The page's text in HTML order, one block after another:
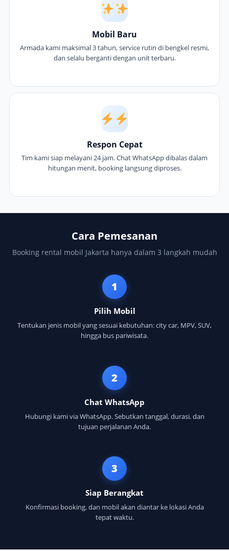
Mobil Baru
Armada kami maksimal 3 tahun, service rutin di bengkel resmi,
dan selalu berganti dengan unit terbaru.
Respon Cepat
Tim kami siap melayani 24 jam. Chat WhatsApp dibalas dalam
hitungan menit, booking langsung diproses.
Cara Pemesanan
Booking rental mobil Jakarta hanya dalam 3 langkah mudah
1
Pilih Mobil
Tentukan jenis mobil yang sesuai kebutuhan: city car, MPV, SUV,
hingga bus pariwisata.
2
Chat WhatsApp
Hubungi kami via WhatsApp. Sebutkan tanggal, durasi, dan
tujuan perjalanan Anda.
3
Siap Berangkat
Konfirmasi booking, dan mobil akan diantar ke lokasi Anda
tepat waktu.